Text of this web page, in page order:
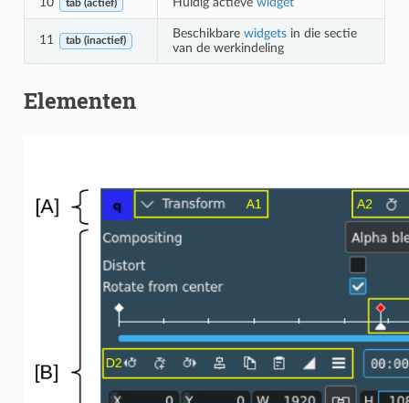
tab (actief)
11 tab (inactief)
Beschikbare widgetsin die sectie
van de werkindeling
Elementen